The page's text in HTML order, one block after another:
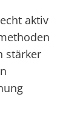
aktiv
stärker